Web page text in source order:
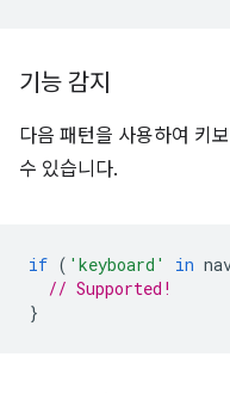
기능 감지
다음 패턴을 사용하여 키
수 있습니다.
if ( 'keyboard' in
// Supported!
}